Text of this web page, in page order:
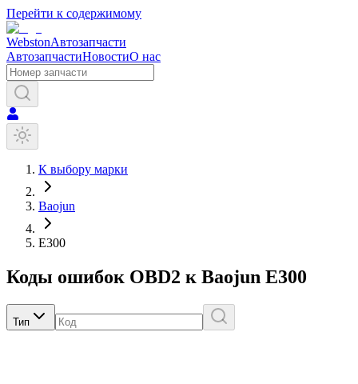
Перейти к содержимому
WebstonАвтозапчасти
АвтозапчастиНовостиО нас
К выбору марки
Baojun
E300
Коды ошибок OBD2 к Baojun E300
Тип